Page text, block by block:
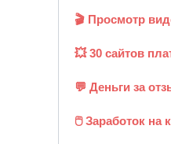
🎬 Просмотр
💥 30 сайтов
💬 Деньги за
🖱️ Заработок на